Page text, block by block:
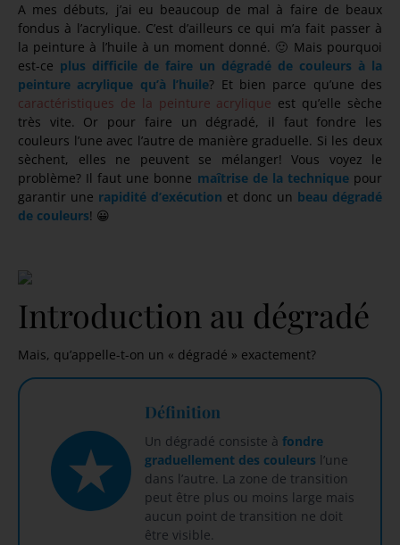
A mes débuts, j’ai eu beaucoup de mal à faire de beaux
fondus à l’acrylique. C’est d’ailleurs ce qui m’a fait passer à
la peinture à l’huile à un moment donné. 🙂 Mais pourquoi
est-ce plus difficile de faire un dégradé de couleurs à la
peinture acrylique qu’à l’huile? Et bien parce qu’une des
caractéristiques de la peinture acrylique est qu’elle sèche
très vite. Or pour faire un dégradé, il faut fondre les
couleurs l’une avec l’autre de manière graduelle. Si les deux
sèchent, elles ne peuvent se mélanger! Vous voyez le
problème? Il faut une bonne maîtrise de la technique pour
garantir une rapidité d’exécution et donc un beau dégradé
de couleurs! 😀
Introduction au dégradé
Mais, qu’appelle-t-on un « dégradé » exactement?
Définition
Un dégradé consiste à fondre
graduellement des couleurs l’une
dans l’autre. La zone de transition
peut être plus ou moins large mais
aucun point de transition ne doit
être visible.